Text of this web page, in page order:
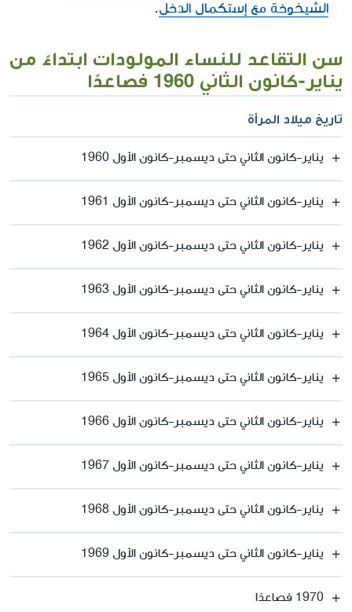
الشيخوخة مع إستكمال الدخل.
سن التقاعد للنساء المولودات ابتداءً من
يناير-كانون الثاني 1960 فصاعدًا
تاريخ ميلاد المرأة
يناير-كانون الثاني حتى ديسمبر-كانون الأول 1960
يناير-كانون الثاني حتى ديسمبر-كانون الأول 1961
يناير-كانون الثاني حتى ديسمبر-كانون الأول 1962
يناير-كانون الثاني حتى ديسمبر-كانون الأول 1963
يناير-كانون الثاني حتى ديسمبر-كانون الأول 1964
يناير-كانون الثاني حتى ديسمبر-كانون الأول 1965
يناير-كانون الثاني حتى ديسمبر-كانون الأول 1966
يناير-كانون الثاني حتى ديسمبر-كانون الأول 1967
يناير-كانون الثاني حتى ديسمبر-كانون الأول 1968
يناير-كانون الثاني حتى ديسمبر-كانون الأول 1969
1970 فصاعدًا